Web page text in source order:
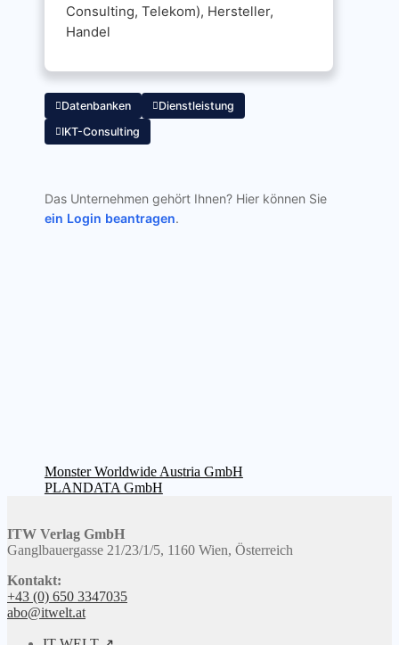
Consulting, Telekom), Hersteller,
Handel
Datenbanken
Dienstleistung
IKT-Consulting
Das Unternehmen gehört Ihnen? Hier können Sie
ein Login beantragen.
Beitragsnavigation
Vorheriger
Beitrag:
Monster Worldwide Austria GmbH
Nächster
PLANDATA GmbH
ITW Verlag GmbH
Ganglbauergasse 21/23/1/5, 1160 Wien, Österreich
Kontakt:
+43 (0) 650 3347035
abo@itwelt.at